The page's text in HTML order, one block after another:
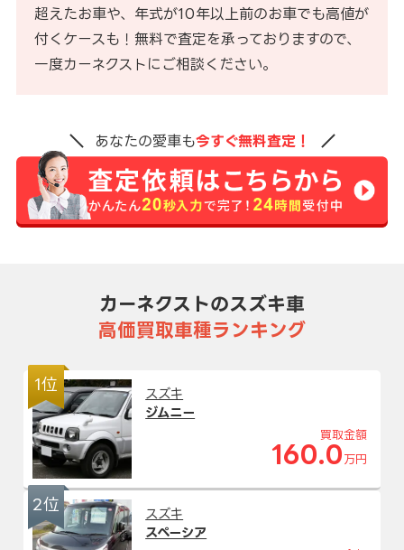
超えたお車や、年式が10年以上前のお車でも高値が
付くケースも！無料で査定を承っておりますので、
一度カーネクストにご相談ください。
あなたの愛車も今すぐ無料査定！
カーネクストのスズキ車
高価買取車種ランキング
1位
スズキ
ジムニー
買取金額
160.0 万円
2位
スズキ
スペーシア